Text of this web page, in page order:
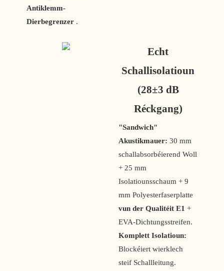
Antiklemm-
Dierbegrenzer .
Echt
Schallisolatioun
(28±3 dB
Réckgang)
"Sandwich"
Akustikmauer: 30 mm
schallabsorbéierend Woll
+ 25 mm
Isolatiounsschaum + 9
mm Polyesterfaserplatte
vun der Qualitéit E1 +
EVA-Dichtungsstreifen.
Komplett Isolatioun:
Blockéiert wierklech
steif Schallleitung.